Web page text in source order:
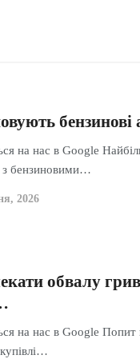
на нас в Google
з бензиновими…
2026
обвалу
на нас в Google